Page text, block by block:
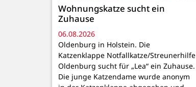
Wohnungskatze sucht ein
Zuhause
06.08.2026
Oldenburg in Holstein. Die
Katzenklappe Notfallkatze/Streunerhilfe
Oldenburg sucht für „Lea“ ein Zuhause.
Die junge Katzendame wurde anonym